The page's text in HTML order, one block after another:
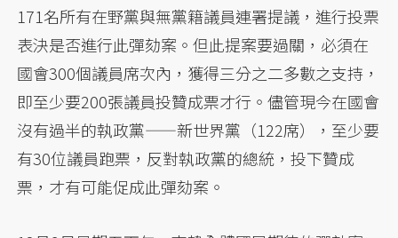
171名所有在野黨與無黨籍議員連署提議，進行投票
表決是否進行此彈劾案。但此提案要過關，必須在
國會300個議員席次內，獲得三分之二多數之支持，
即至少要200張議員投贊成票才行。儘管現今在國會
沒有過半的執政黨——新世界黨（122席），至少要
有30位議員跑票，反對執政黨的總統，投下贊成
票，才有可能促成此彈劾案。